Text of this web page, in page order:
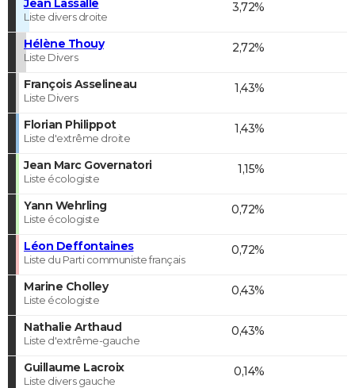
Jean Lassalle
Liste divers droite
3,72%
Hélène Thouy
Liste Divers
2,72%
François Asselineau
Liste Divers
1,43%
Florian Philippot
Liste d'extrême droite
1,43%
Jean Marc Governatori
Liste écologiste
1,15%
Yann Wehrling
Liste écologiste
0,72%
Léon Deffontaines
Liste du Parti communiste français
0,72%
Marine Cholley
Liste écologiste
0,43%
Nathalie Arthaud
Liste d'extrême-gauche
0,43%
Guillaume Lacroix
Liste divers gauche
0,14%